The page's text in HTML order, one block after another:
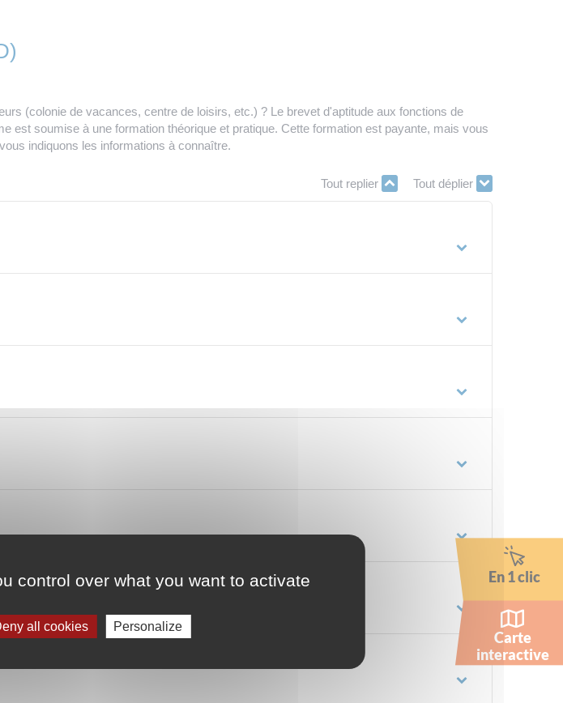
(colonie de vacances, centre de loisirs, etc.) ? Le brevet d'aptitude aux fonctions de
est soumise à une formation théorique et pratique. Cette formation est payante, mais vous
indiquons les informations à connaître.
Tout replier Tout déplier
En 1 clic
Carte
interactive
control over what you want to activate
all cookies Personalize